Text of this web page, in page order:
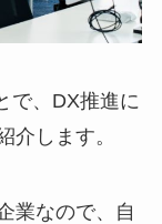
で、DX推進に
介します。
業なので、自